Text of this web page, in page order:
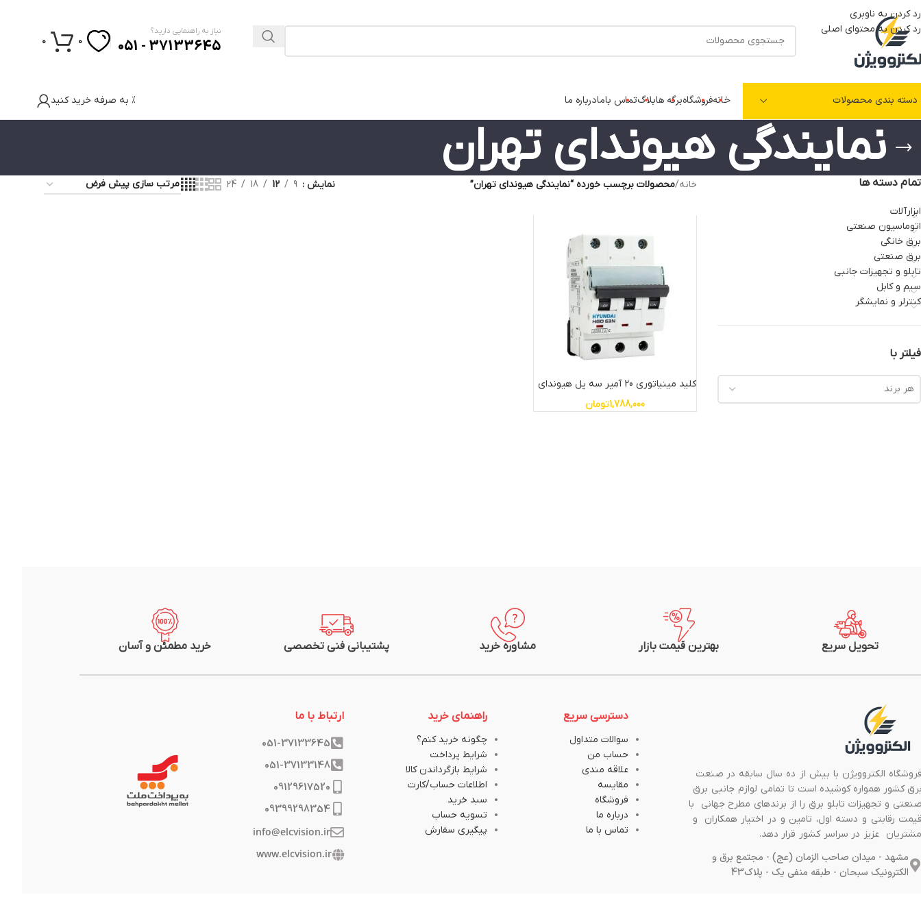
رد کردن به ناوبری
رد کردن به محتوای اصلی
نیاز به راهنمایی دارید؟
37133645 - 051
0
0
دسته بندی محصولات خانهفروشگاهبرگه هابلاگتماس بامادرباره ما % به صرفه خرید کنید
نمایندگی هیوندای تهران
تمام دسته ها
ابزارآلات
اتوماسیون صنعتی
برق خانگی
برق صنعتی
تابلو و تجهیزات جانبی
سیم و کابل
کنترلر و نمایشگر
فیلتر با
هر برند
خانه/محصولات برچسب خورده “نمایندگی هیوندای تهران” نمایش 9
12
18
24
کلید مینیاتوری 20 آمپر سه پل هیوندای
1,788,000تومان
تحویل سریع بهترین قیمت بازار مشاوره خرید پشتیبانی فنی تخصصی خرید مطمئن و آسان
الکتروویژن با بیش از ده سال سابقه در صنعت
کشور همواره کوشیده است تا تمامی لوازم جانبی برق
و تجهیزات تابلو برق را از برندهای مطرح جهانی با
رقابتی و دسته اول، تامین و در اختیار همکاران و
عزیز در سراسر کشور قرار دهد.
مشهد - میدان صاحب الزمان (عج) - مجتمع برق و
الکترونیک سبحان - طبقه منفی یک - پلاک43
دسترسی سریع
سوالات متداول
حساب من
علاقه مندی
مقایسه
فروشگاه
درباره ما
تماس با ما
راهنمای خرید
چگونه خرید کنم؟
شرایط پرداخت
شرایط بازگرداندن کالا
اطلاعات حساب/کارت
سبد خرید
تسویه حساب
پیگیری سفارش
ارتباط با ما
051-37133645
051-37133148
09129617520
09399298354
info@elcvision.ir
www.elcvision.ir